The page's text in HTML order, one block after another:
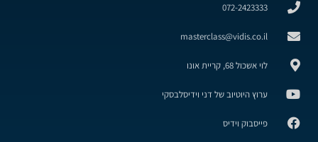
072-2423333
masterclass@vidis.co.il
לוי אשכול 68, קריית אונו
ערוץ היוטיוב של דני וידיסלבסקי
פייסבוק וידיס